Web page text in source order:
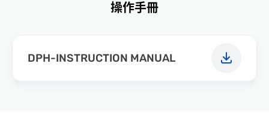
操作手冊
DPH-INSTRUCTION MANUAL